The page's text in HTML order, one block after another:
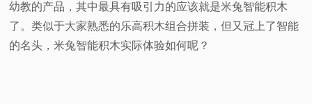
页
快
幼教的产品，其中最具有吸引力的应该就是米兔智能积木
了。类似于大家熟悉的乐高积木组合拼装，但又冠上了智能
的名头，米兔智能积木实际体验如何呢？